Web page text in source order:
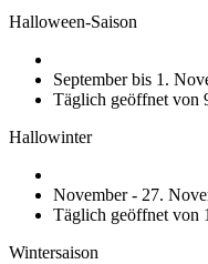
Halloween-Saison
September bis 1.
Täglich geöffnet von
Hallowinter
November - 27.
Täglich geöffnet von
Wintersaison